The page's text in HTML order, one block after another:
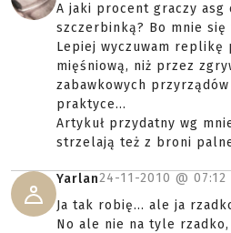
A jaki procent graczy asg
szczerbinką? Bo mnie
Lepiej wyczuwam replikę
mięśniową, niż przez
zabawkowych
praktyce...
Artykuł przydatny wg
strzelają też z broni
Yarlan24-11-2010 @ 07:12
Ja tak robię... ale ja
No ale nie na tyle